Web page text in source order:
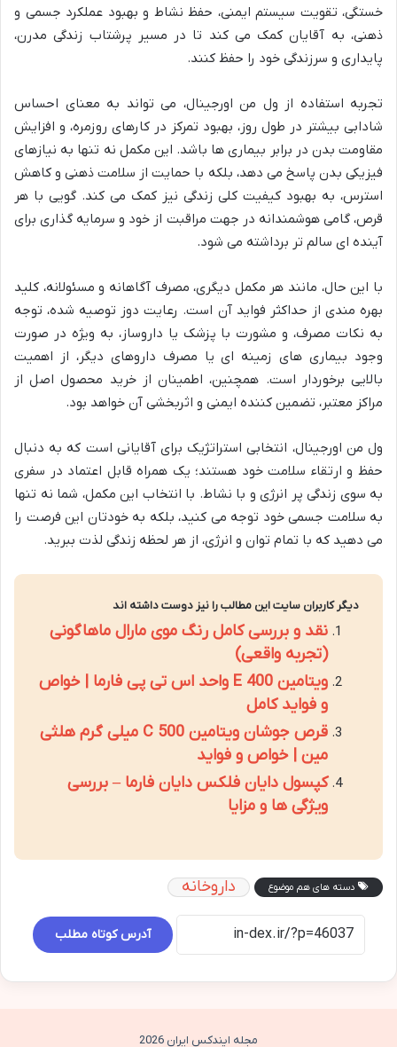
خستگی، تقویت سیستم ایمنی، حفظ نشاط و بهبود عملکرد جسمی و
ذهنی، به آقایان کمک می کند تا در مسیر پرشتاب زندگی مدرن،
پایداری و سرزندگی خود را حفظ کنند.
تجربه استفاده از ول من اورجینال، می تواند به معنای احساس
شادابی بیشتر در طول روز، بهبود تمرکز در کارهای روزمره، و افزایش
مقاومت بدن در برابر بیماری ها باشد. این مکمل نه تنها به نیازهای
فیزیکی بدن پاسخ می دهد، بلکه با حمایت از سلامت ذهنی و کاهش
استرس، به بهبود کیفیت کلی زندگی نیز کمک می کند. گویی با هر
قرص، گامی هوشمندانه در جهت مراقبت از خود و سرمایه گذاری برای
آینده ای سالم تر برداشته می شود.
با این حال، مانند هر مکمل دیگری، مصرف آگاهانه و مسئولانه، کلید
بهره مندی از حداکثر فواید آن است. رعایت دوز توصیه شده، توجه
به نکات مصرف، و مشورت با پزشک یا داروساز، به ویژه در صورت
وجود بیماری های زمینه ای یا مصرف داروهای دیگر، از اهمیت
بالایی برخوردار است. همچنین، اطمینان از خرید محصول اصل از
مراکز معتبر، تضمین کننده ایمنی و اثربخشی آن خواهد بود.
ول من اورجینال، انتخابی استراتژیک برای آقایانی است که به دنبال
حفظ و ارتقاء سلامت خود هستند؛ یک همراه قابل اعتماد در سفری
به سوی زندگی پر انرژی و با نشاط. با انتخاب این مکمل، شما نه تنها
به سلامت جسمی خود توجه می کنید، بلکه به خودتان این فرصت را
می دهید که با تمام توان و انرژی، از هر لحظه زندگی لذت ببرید.
دیگر کاربران سایت این مطالب را نیز دوست داشته اند
نقد و بررسی کامل رنگ موی مارال ماهاگونی
(تجربه واقعی)
ویتامین E 400 واحد اس تی پی فارما | خواص
و فواید کامل
قرص جوشان ویتامین C 500 میلی گرم هلثی
مین | خواص و فواید
کپسول دایان فلکس دایان فارما – بررسی
ویژگی ها و مزایا
دسته های هم موضوع داروخانه
آدرس کوتاه مطلب
مجله ایندکس ایران 2026